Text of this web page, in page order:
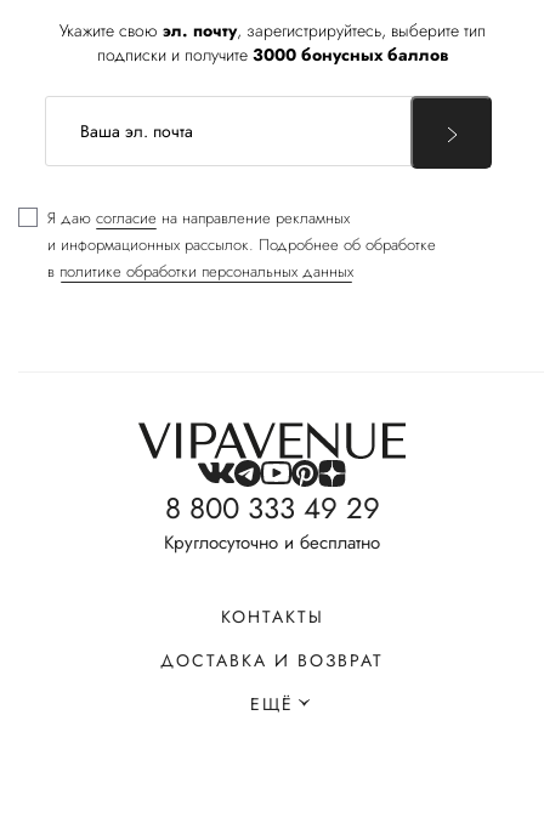
Укажите свою эл. почту, зарегистрируйтесь, выберите тип
подписки и получите 3000 бонусных баллов
Я даю согласие на направление рекламных
и информационных рассылок. Подробнее об обработке
в политике обработки персональных данных
8 800 333 49 29
Круглосуточно и бесплатно
КОНТАКТЫ
ДОСТАВКА И ВОЗВРАТ
ЕЩЁ